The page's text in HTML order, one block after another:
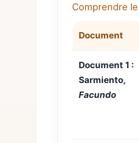
Comprendre
Document
Document 1 :
Sarmiento,
Facundo